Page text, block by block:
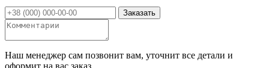
Наш менеджер сам позвонит вам, уточнит все детали и